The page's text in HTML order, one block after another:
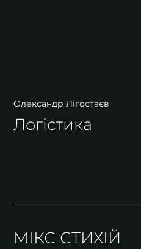
Олександр Лігостаєв
Логістика
МІКС СТИХІЙ